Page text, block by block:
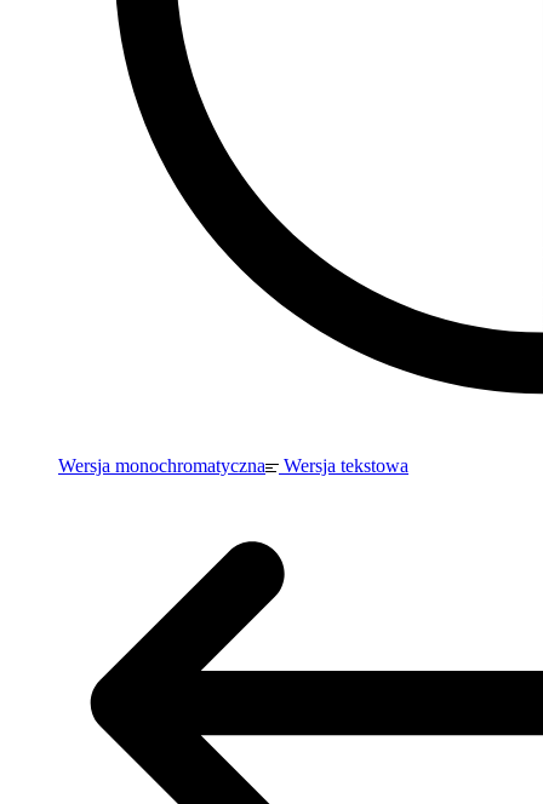
Wersja monochromatyczna Wersja tekstowa